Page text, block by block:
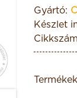
Gyártó:
Készlet